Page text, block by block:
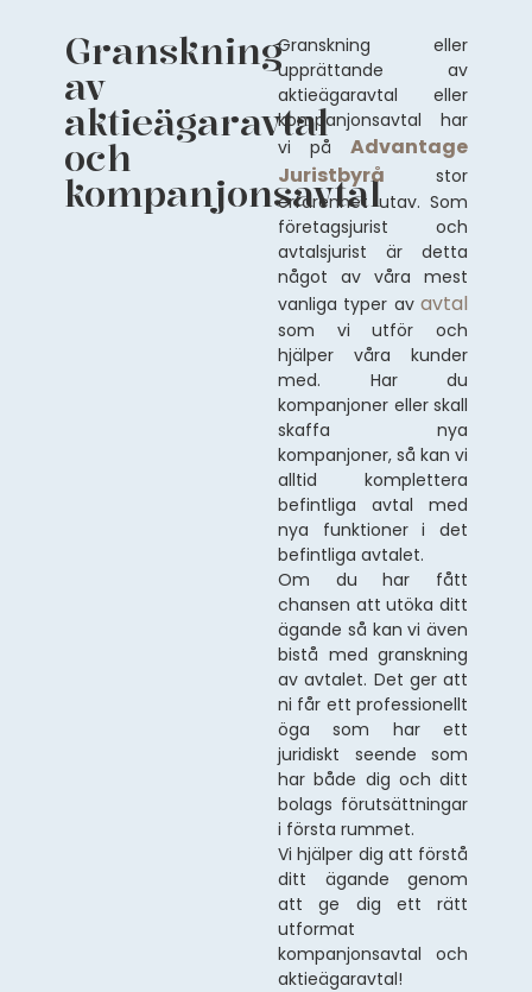
Granskning
av
aktieägaravtal
och
kompanjonsavtal
Granskning eller
upprättande av
aktieägaravtal eller
kompanjonsavtal har
vi på Advantage
Juristbyrå stor
erfarenhet utav. Som
företagsjurist och
avtalsjurist är detta
något av våra mest
vanliga typer av avtal
som vi utför och
hjälper våra kunder
med. Har du
kompanjoner eller skall
skaffa nya
kompanjoner, så kan vi
alltid komplettera
befintliga avtal med
nya funktioner i det
befintliga avtalet.
Om du har fått
chansen att utöka ditt
ägande så kan vi även
bistå med granskning
av avtalet. Det ger att
ni får ett professionellt
öga som har ett
juridiskt seende som
har både dig och ditt
bolags förutsättningar
i första rummet.
Vi hjälper dig att förstå
ditt ägande genom
att ge dig ett rätt
utformat
kompanjonsavtal och
aktieägaravtal!